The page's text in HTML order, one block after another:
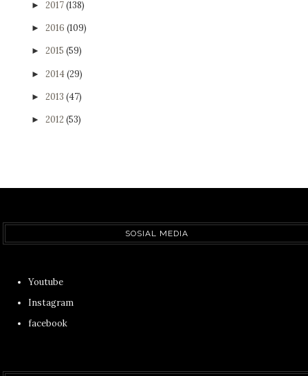
► 2017(138)
► 2016 (109)
► 2015 (59)
► 2014(29)
► 2013 (47)
► 2012 (53)
SOSIAL MEDIA
Youtube
Instagram
facebook